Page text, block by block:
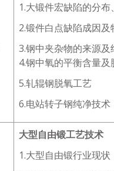
1.大锻件宏缺陷的分
2.锻件白点缺陷成因及
3.钢中夹杂物的来源及
4.钢中氧的平衡含量及
5.轧辊钢脱氧工艺
6.电站转子钢纯净技术
大型自由锻工艺技术
1.大型自由锻行业现状